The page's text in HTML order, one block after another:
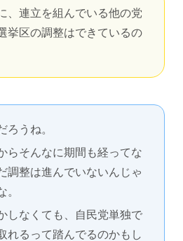
、連立を組んでいる他の党
挙区の調整はできているの
ろうね。
らそんなに期間も経ってな
調整は進んでいないんじゃ
。
しなくても、自民党単独で
れるって踏んでるのかもし